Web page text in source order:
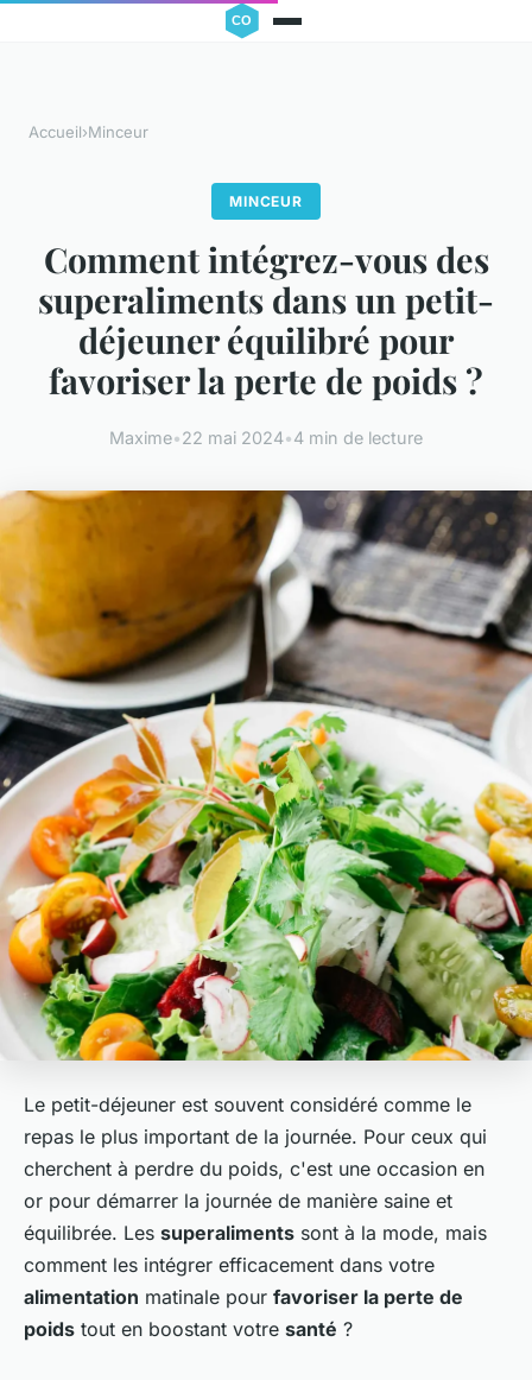
Accueil›Minceur
MINCEUR
Comment intégrez-vous des
superaliments dans un petit-
déjeuner équilibré pour
favoriser la perte de poids ?
Maxime•22 mai 2024•4 min de lecture
Le petit-déjeuner est souvent considéré comme le
repas le plus important de la journée. Pour ceux qui
cherchent à perdre du poids, c'est une occasion en
or pour démarrer la journée de manière saine et
équilibrée. Les superaliments sont à la mode, mais
comment les intégrer efficacement dans votre
alimentation matinale pour favoriser la perte de
poids tout en boostant votre santé ?